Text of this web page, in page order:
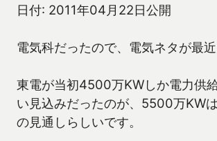
日付: 2011年04月22日公開
電気科だったので、電気ネタが最近
東電が当初4500万KWしか電力供
い見込みだったのが、5500万KW
の見通しらしいです。